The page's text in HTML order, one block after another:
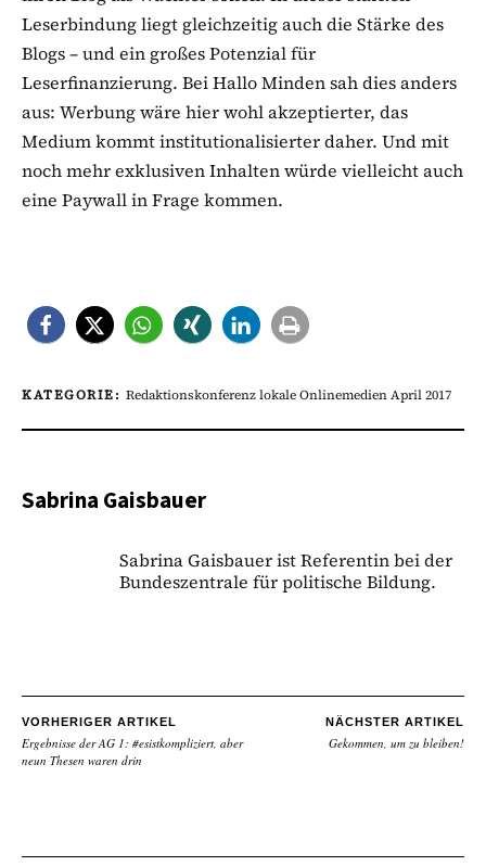
Leserbindung liegt gleichzeitig auch die Stärke des
Blogs – und ein großes Potenzial für
Leserfinanzierung. Bei Hallo Minden sah dies anders
aus: Werbung wäre hier wohl akzeptierter, das
Medium kommt institutionalisierter daher. Und mit
noch mehr exklusiven Inhalten würde vielleicht auch
eine Paywall in Frage kommen.
KATEGORIE: Redaktionskonferenz lokale Onlinemedien April 2017
Sabrina Gaisbauer
Sabrina Gaisbauer ist Referentin bei der
Bundeszentrale für politische Bildung.
VORHERIGER ARTIKEL
Ergebnisse der AG 1: #esistkompliziert, aber
neun Thesen waren drin
NÄCHSTER ARTIKEL
Gekommen, um zu bleiben!